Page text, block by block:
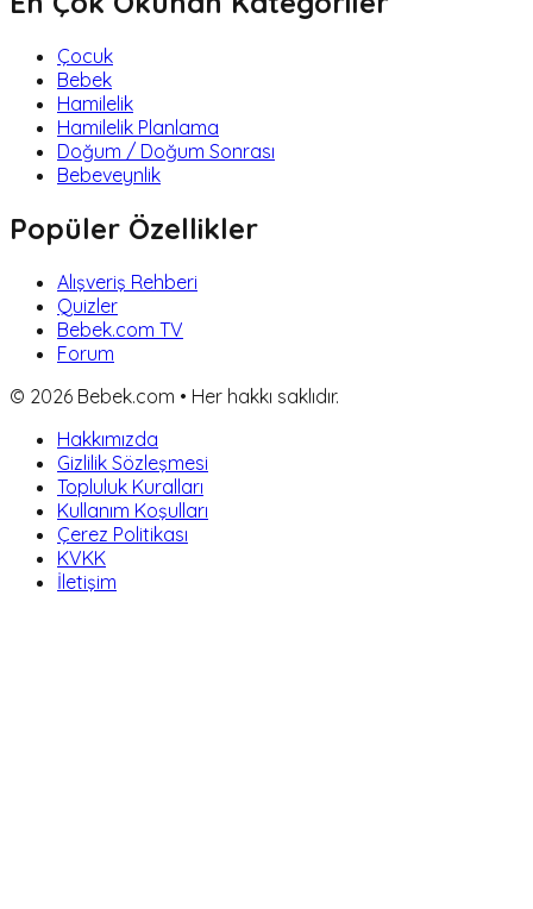
Çocuk
Bebek
Hamilelik
Hamilelik Planlama
Doğum / Doğum Sonrası
Bebeveynlik
Popüler Özellikler
Alışveriş Rehberi
Quizler
Bebek.com TV
Forum
© 2026 Bebek.com • Her hakkı saklıdır.
Hakkımızda
Gizlilik Sözleşmesi
Topluluk Kuralları
Kullanım Koşulları
Çerez Politikası
KVKK
İletişim